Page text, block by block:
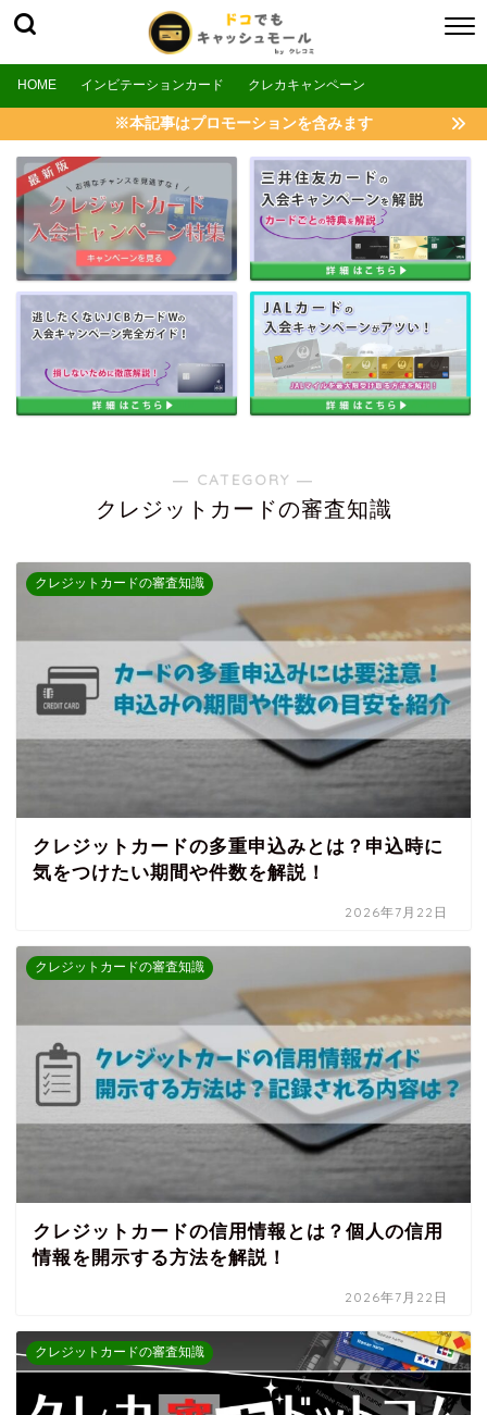
HOME インビテーションカード クレカキャンペーン
※本記事はプロモーションを含みます
― CATEGORY ―
クレジットカードの審査知識
クレジットカードの審査知識
クレジットカードの多重申込みとは？申込時に
気をつけたい期間や件数を解説！
2026年7月22日
クレジットカードの審査知識
クレジットカードの信用情報とは？個人の信用
情報を開示する方法を解説！
2026年7月22日
クレジットカードの審査知識